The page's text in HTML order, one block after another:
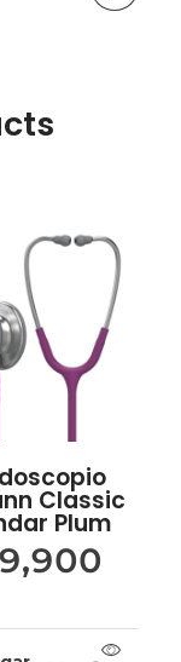
Classic
Plum